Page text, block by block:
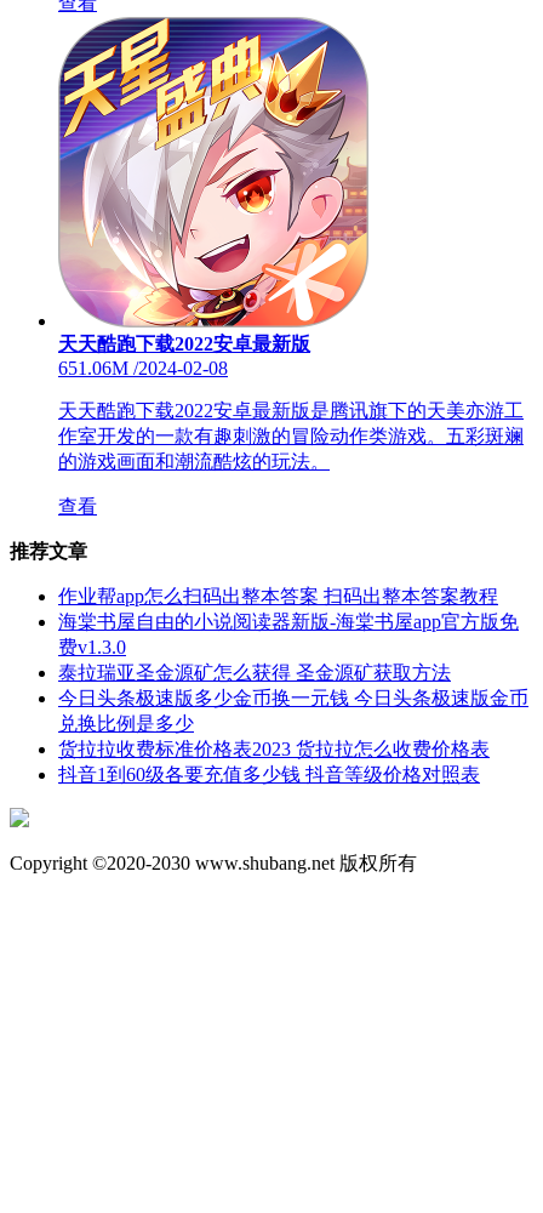
天天酷跑下载2022安卓最新版
651.06M /2024-02-08
天天酷跑下载2022安卓最新版是腾讯旗下的天美亦游工
作室开发的一款有趣刺激的冒险动作类游戏。五彩斑斓
的游戏画面和潮流酷炫的玩法。
查看
推荐文章
作业帮app怎么扫码出整本答案 扫码出整本答案教程
海棠书屋自由的小说阅读器新版-海棠书屋app官方版免
费v1.3.0
泰拉瑞亚圣金源矿怎么获得 圣金源矿获取方法
今日头条极速版多少金币换一元钱 今日头条极速版金币
兑换比例是多少
货拉拉收费标准价格表2023 货拉拉怎么收费价格表
抖音1到60级各要充值多少钱 抖音等级价格对照表
Copyright ©2020-2030 www.shubang.net 版权所有